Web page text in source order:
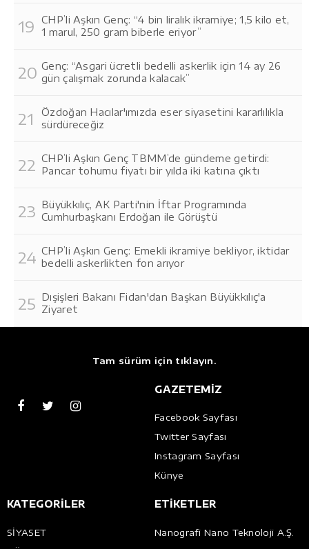
CHP’li Aşkın Genç: “4 bin liralık ikramiye; 1,5 kilo et,
1 marul, 250 gram biberle eriyor”
Genç: “Asgari ücretli bedelli askerlik için 14 ay 26
gün çalışmak zorunda kalacak”
Özdoğan Hacılar'ımızda eser siyasetini kararlılıkla
sürdüreceğiz
CHP’li Aşkın Genç TBMM’de gündeme getirdi:
Pancar tohumu fiyatı bir yılda iki katına çıktı
Büyükkılıç, AK Parti'nin İftar Programında
Cumhurbaşkanı Erdoğan ile Görüştü
CHP’li Aşkın Genç: Emekli ikramiye bekliyor, iktidar
bedelli askerlikten fon arıyor
Dışişleri Bakanı Fidan'dan Başkan Büyükkılıç'a
Ziyaret
Tam sürüm için tıklayın.
GAZETEMİZ
Facebook Sayfası
Twitter Sayfası
Instagram Sayfası
Künye
KATEGORİLER
SİYASET
ETİKETLER
Nanografi Nano Teknoloji A.Ş.